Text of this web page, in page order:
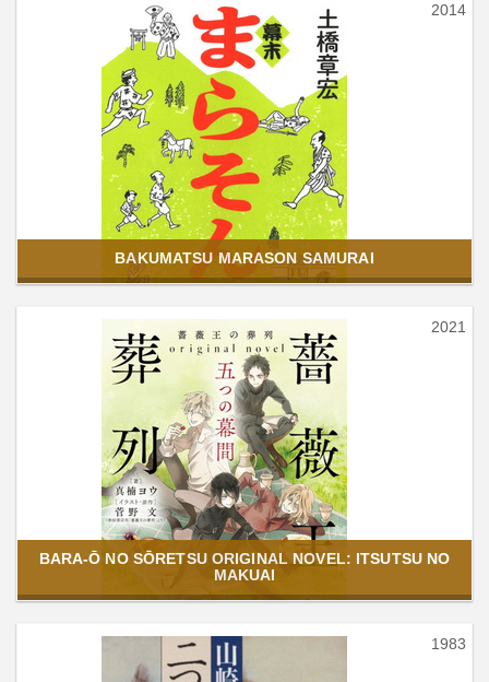
2014
BAKUMATSU MARASON SAMURAI
2021
BARA-Ō NO SŌRETSU ORIGINAL NOVEL: ITSUTSU NO
MAKUAI
1983